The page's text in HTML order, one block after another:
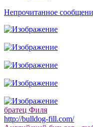
Непрочитанное
братец Филя
http://bulldog-fill.com/